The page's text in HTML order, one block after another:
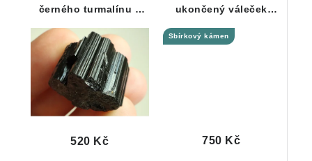
černého turmalínu s
15 g
520 Kč
ukončený váleček
g
Sbírkový kámen
750 Kč